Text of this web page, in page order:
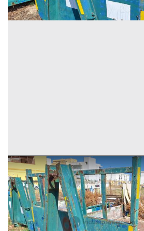
Annuncio scaduto
12#9242 Cassone scarrabile da 3mc
Inserito il: 19/11/2025
Trapani
(Trapani)
Prezzo
375 €
Codice annuncio:87907122